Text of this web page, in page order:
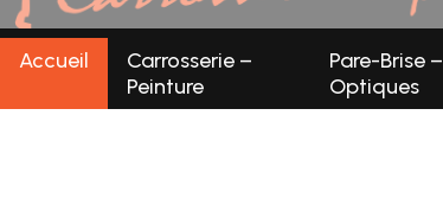
Accueil
Carrosserie –
Peinture
Pare-Brise –
Optiques